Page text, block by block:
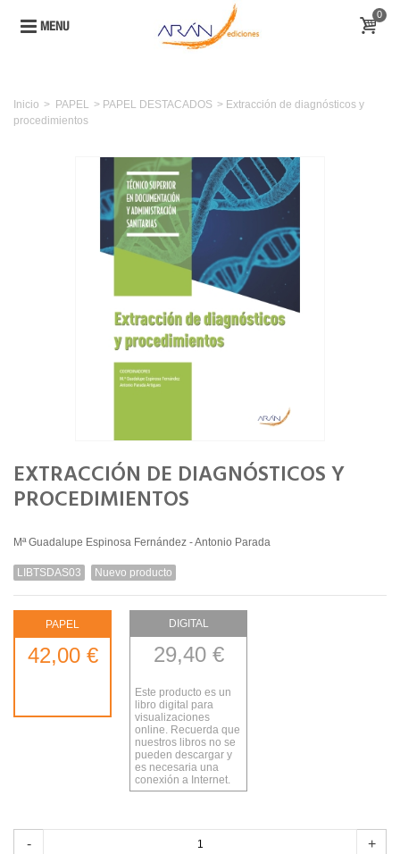
MENU
0
Inicio > PAPEL > PAPEL DESTACADOS > Extracción de diagnósticos y
procedimientos
EXTRACCIÓN DE DIAGNÓSTICOS Y
PROCEDIMIENTOS
Mª Guadalupe Espinosa Fernández - Antonio Parada
LIBTSDAS03 Nuevo producto
PAPEL
42,00 €
DIGITAL
29,40 €
Este producto es un
libro digital para
visualizaciones
online. Recuerda que
nuestros libros no se
pueden descargar y
es necesaria una
conexión a Internet.
- +